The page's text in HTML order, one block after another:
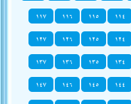
١١٤ ١١٥ ١١٦
١١٧
١٢٤ ١٢٥ ١٢٦
١٢٧
١٣٤ ١٣٥ ١٣٦
١٣٧
١٤٤ ١٤٥ ١٤٦
١٤٧